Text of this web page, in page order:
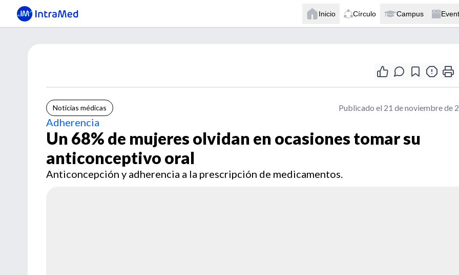
Inicio Círculo Campus
Noticias médicas Publicado el 21 de noviembre de
Adherencia
Un 68% de mujeres olvidan en ocasiones tomar su
anticonceptivo oral
Anticoncepción y adherencia a la prescripción de medicamentos.